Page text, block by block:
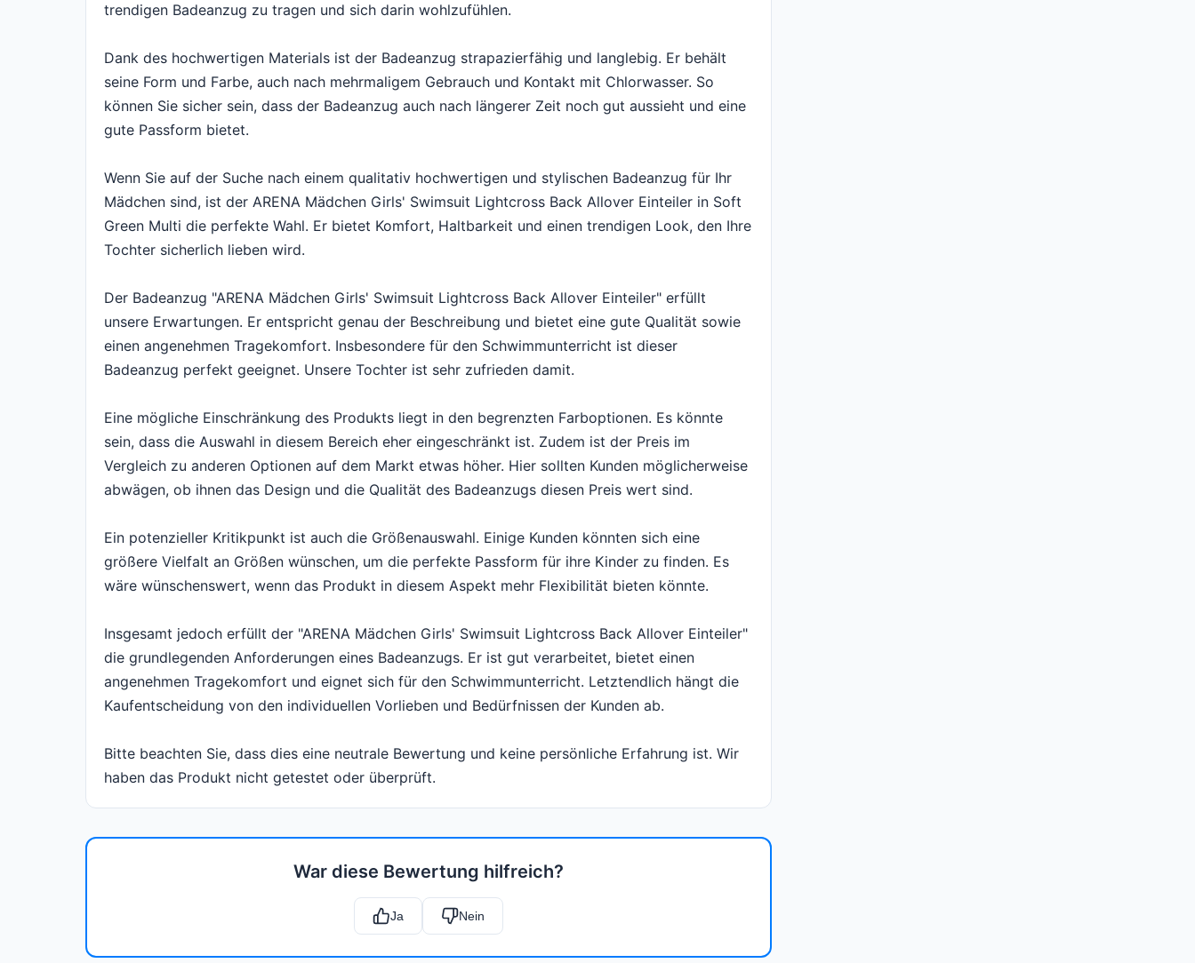
trendigen Badeanzug zu tragen und sich darin wohlzufühlen.
Dank des hochwertigen Materials ist der Badeanzug strapazierfähig und langlebig. Er behält
seine Form und Farbe, auch nach mehrmaligem Gebrauch und Kontakt mit Chlorwasser. So
können Sie sicher sein, dass der Badeanzug auch nach längerer Zeit noch gut aussieht und eine
gute Passform bietet.
Wenn Sie auf der Suche nach einem qualitativ hochwertigen und stylischen Badeanzug für Ihr
Mädchen sind, ist der ARENA Mädchen Girls' Swimsuit Lightcross Back Allover Einteiler in Soft
Green Multi die perfekte Wahl. Er bietet Komfort, Haltbarkeit und einen trendigen Look, den Ihre
Tochter sicherlich lieben wird.
Der Badeanzug "ARENA Mädchen Girls' Swimsuit Lightcross Back Allover Einteiler" erfüllt
unsere Erwartungen. Er entspricht genau der Beschreibung und bietet eine gute Qualität sowie
einen angenehmen Tragekomfort. Insbesondere für den Schwimmunterricht ist dieser
Badeanzug perfekt geeignet. Unsere Tochter ist sehr zufrieden damit.
Eine mögliche Einschränkung des Produkts liegt in den begrenzten Farboptionen. Es könnte
sein, dass die Auswahl in diesem Bereich eher eingeschränkt ist. Zudem ist der Preis im
Vergleich zu anderen Optionen auf dem Markt etwas höher. Hier sollten Kunden möglicherweise
abwägen, ob ihnen das Design und die Qualität des Badeanzugs diesen Preis wert sind.
Ein potenzieller Kritikpunkt ist auch die Größenauswahl. Einige Kunden könnten sich eine
größere Vielfalt an Größen wünschen, um die perfekte Passform für ihre Kinder zu finden. Es
wäre wünschenswert, wenn das Produkt in diesem Aspekt mehr Flexibilität bieten könnte.
Insgesamt jedoch erfüllt der "ARENA Mädchen Girls' Swimsuit Lightcross Back Allover Einteiler"
die grundlegenden Anforderungen eines Badeanzugs. Er ist gut verarbeitet, bietet einen
angenehmen Tragekomfort und eignet sich für den Schwimmunterricht. Letztendlich hängt die
Kaufentscheidung von den individuellen Vorlieben und Bedürfnissen der Kunden ab.
Bitte beachten Sie, dass dies eine neutrale Bewertung und keine persönliche Erfahrung ist. Wir
haben das Produkt nicht getestet oder überprüft.
War diese Bewertung hilfreich?
Ja Nein